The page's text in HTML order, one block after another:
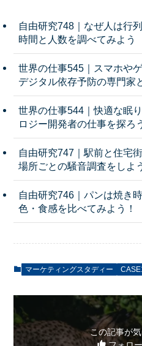
自由研究748｜なぜ人は行
時間と人数を調べてみよう
世界の仕事545｜スマホや
デジタル依存予防の専門家
世界の仕事544｜快適な眠
ロジー開発者の仕事を探ろ
自由研究747｜駅前と住宅
場所ごとの騒音調査をしよ
自由研究746｜パンは焼き
色・食感を比べてみよう！
マーケティングスタディー
この記事が